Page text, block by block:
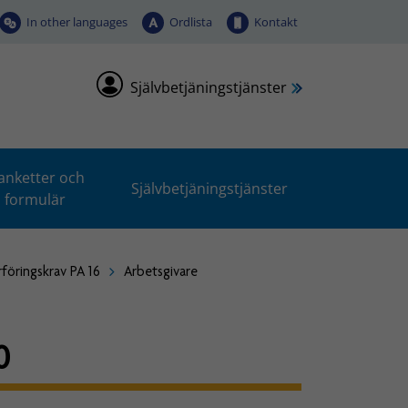
In other languages Ordlista Kontakt
Självbetjäningstjänster
och
formulär
Självbetjäningstjänster
PA 16
Arbetsgivare